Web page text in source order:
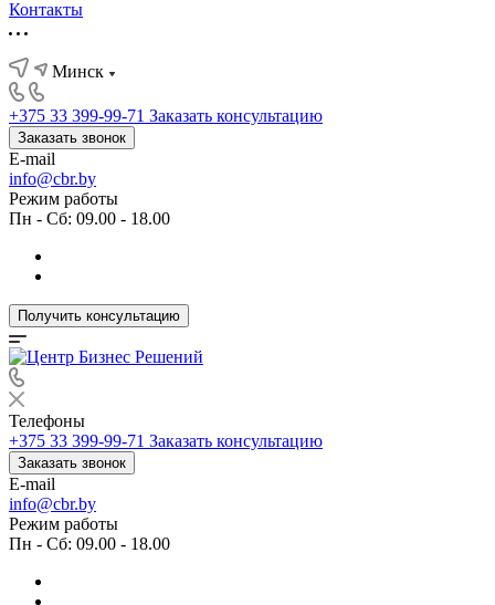
Контакты
Минск
+375 33 399-99-71 Заказать консультацию
Заказать звонок
E-mail
info@cbr.by
Режим работы
Пн - Сб: 09.00 - 18.00
Получить консультацию
Телефоны
+375 33 399-99-71 Заказать консультацию
Заказать звонок
E-mail
info@cbr.by
Режим работы
Пн - Сб: 09.00 - 18.00